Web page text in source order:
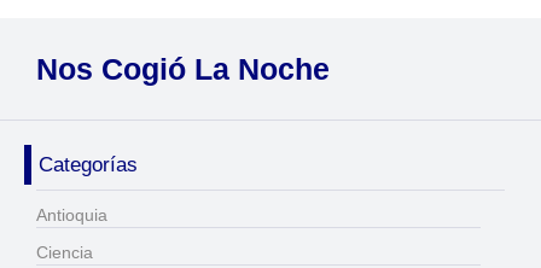
Nos Cogió La Noche
Categorías
Antioquia
Ciencia